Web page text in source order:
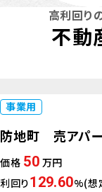
高利回り
不動
事業用
防地町 売アパ
価格 50万円
利回り129.60%(想